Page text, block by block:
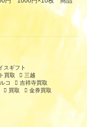
スギフト
買取
三越
コ
吉祥寺買取
買取 金券買取